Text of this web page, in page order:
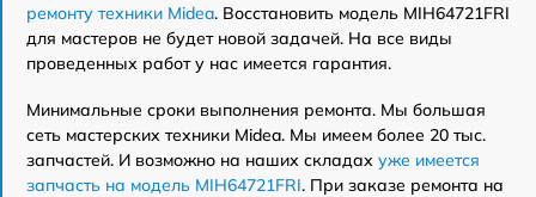
ремонту техники Midea. Восстановить модель MIH64721FRI
для мастеров не будет новой задачей. На все виды
проведенных работ у нас имеется гарантия.
Минимальные сроки выполнения ремонта. Мы большая
сеть мастерских техники Midea. Мы имеем более 20 тыс.
запчастей. И возможно на наших складах уже имеется
запчасть на модель MIH64721FRI. При заказе ремонта на